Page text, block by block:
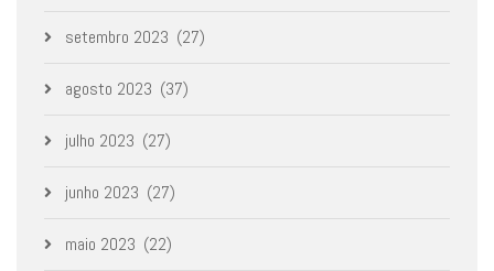
setembro 2023 (27)
agosto 2023 (37)
julho 2023 (27)
junho 2023 (27)
maio 2023 (22)